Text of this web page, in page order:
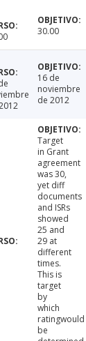
30.00
16 de
noviembre
de 2012
Target
in Grant
agreement
was 30,
yet diff
documents
and ISRs
showed
25 and
29 at
different
times.
This is
target
by
which
ratingwould
be